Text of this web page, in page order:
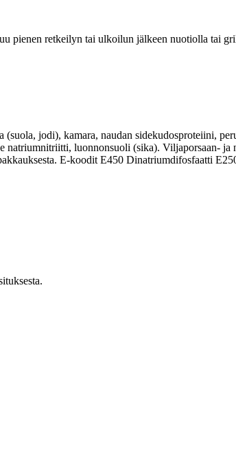
pienen retkeilyn tai ulkoilun jälkeen nuotiolla tai
jodi), kamara, naudan sidekudosproteiini,
luonnonsuoli (sika). Viljaporsaan-
E-koodit E450 Dinatriumdifosfaatti